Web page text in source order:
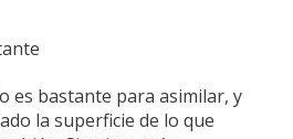
es bastante para asimilar, y
la superficie de lo que